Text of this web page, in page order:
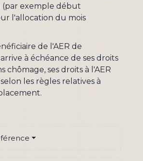
(par exemple début
l'allocation du mois
de l'AER de
à échéance de ses droits
chômage, ses droits à l'AER
les règles relatives à